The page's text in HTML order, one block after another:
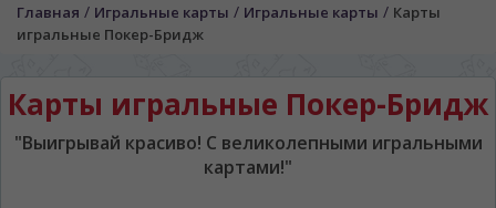
Главная / Игральные карты / Игральные карты / Карты
игральные Покер-Бридж
Карты игральные Покер-Бридж
"Выигрывай красиво! С великолепными игральными
картами!"
În ce limbă ați dori să vedeți site-ul nostru?
сохраним Ваш выбор языка.
Vă vom deranja doar o singură dată, apoi vă
Если вы хотите переключить язык